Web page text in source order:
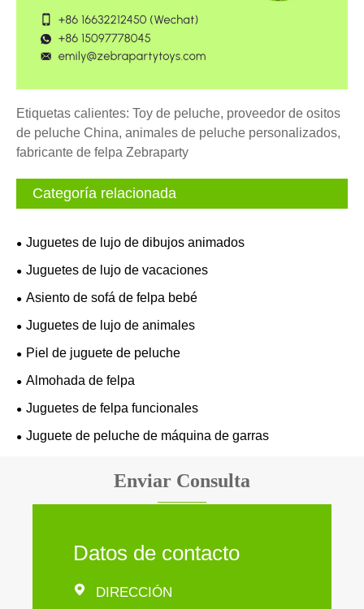
Etiquetas calientes: Toy de peluche, proveedor de ositos
de peluche China, animales de peluche personalizados,
fabricante de felpa Zebraparty
Categoría relacionada
Juguetes de lujo de dibujos animados
Juguetes de lujo de vacaciones
Asiento de sofá de felpa bebé
Juguetes de lujo de animales
Piel de juguete de peluche
Almohada de felpa
Juguetes de felpa funcionales
Juguete de peluche de máquina de garras
Enviar Consulta
Datos de contacto

DIRECCIÓN